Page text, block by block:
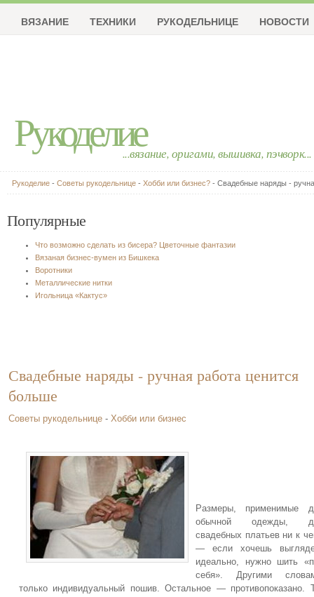
Рукоделие...вязание, оригами, вышивка, пэчворк...
ВЯЗАНИЕ ТЕХНИКИ РУКОДЕЛЬНИЦЕ НОВОСТИ
Рукоделие - Советы рукодельнице - Хобби или бизнес? - Свадебные наряды -
Популярные
Что возможно сделать из бисера? Цветочные фантазии
Вязаная бизнес-вумен из Бишкека
Воротники
Металлические нитки
Игольница «Кактус»
Свадебные наряды - ручная работа ценится
больше
Советы рукодельнице - Хобби или бизнес
Размеры, применимые
обычной одежды,
свадебных платьев ни к
— если хочешь
идеально, нужно шить
себя». Другими
только индивидуальный пошив. Остальное — противопоказано.